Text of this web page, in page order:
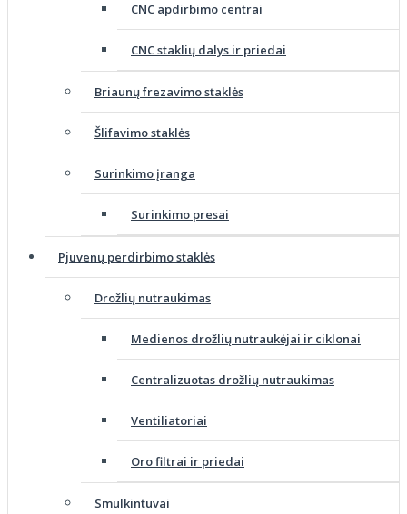
CNC apdirbimo centrai
CNC staklių dalys ir priedai
Briaunų frezavimo staklės
Šlifavimo staklės
Surinkimo įranga
Surinkimo presai
Pjuvenų perdirbimo staklės
Drožlių nutraukimas
Medienos drožlių nutraukėjai ir ciklonai
Centralizuotas drožlių nutraukimas
Ventiliatoriai
Oro filtrai ir priedai
Smulkintuvai